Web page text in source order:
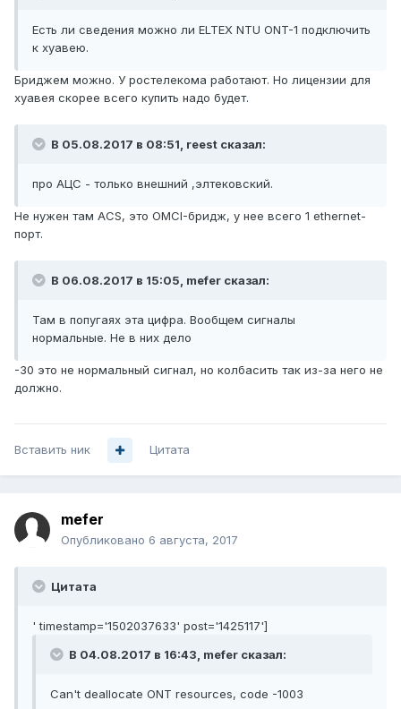
Есть ли сведения можно ли ELTEX NTU ONT-1 подключить
к хуавею.
Бриджем можно. У ростелекома работают. Но лицензии для
хуавея скорее всего купить надо будет.
В 05.08.2017 в 08:51, reest сказал:
про АЦС - только внешний ,элтековский.
Не нужен там ACS, это OMCI-бридж, у нее всего 1 ethernet-
порт.
В 06.08.2017 в 15:05, mefer сказал:
Там в попугаях эта цифра. Вообщем сигналы
нормальные. Не в них дело
-30 это не нормальный сигнал, но колбасить так из-за него не
должно.
Вставить ник Цитата
mefer
Опубликовано 6 августа, 2017
Цитата
' timestamp='1502037633' post='1425117']
В 04.08.2017 в 16:43, mefer сказал:
Can't deallocate ONT resources, code -1003